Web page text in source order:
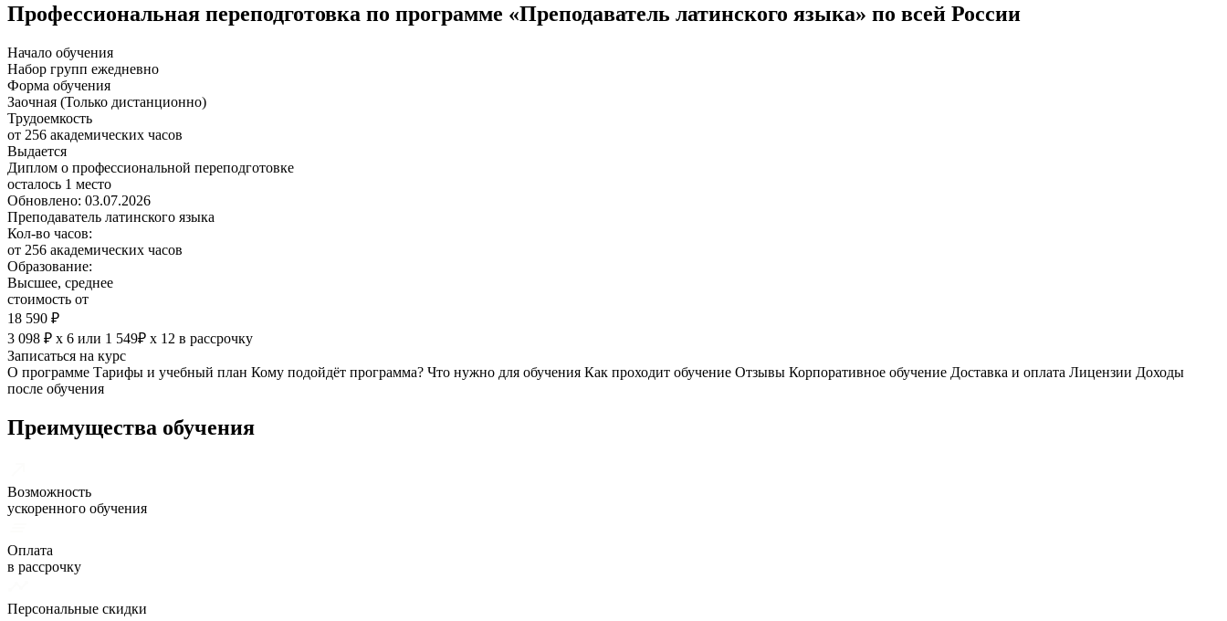
Профессиональная переподготовка по программе «Преподаватель латинского языка» по всей России
Начало обучения
Набор групп ежедневно
Форма обучения
Заочная (Только дистанционно)
Трудоемкость
от 256 академических часов
Выдается
Диплом о профессиональной переподготовке
осталось 1 место
Обновлено: 03.07.2026
Преподаватель латинского языка
Кол-во часов:
от 256 академических часов
Образование:
Высшее, среднее
стоимость от
18 590 ₽
3 098 ₽ х 6 или 1 549₽ х 12 в рассрочку
Записаться на курс
О программе Тарифы и учебный план Кому подойдёт программа? Что нужно для обучения Как проходит обучение Отзывы Корпоративное обучение Доставка и оплата Лицензии Доходы
после обучения
Преимущества обучения
Возможность
ускоренного обучения
Оплата
в рассрочку
Персональные скидки